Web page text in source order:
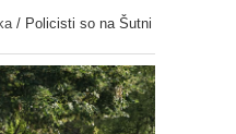
/ Policisti so na Šutni